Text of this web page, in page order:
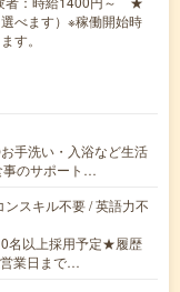
べます）※稼働開始時
す。
手洗い・入浴など生活
事のサポート…
スキル不要 / 英語力不
以上採用予定★履歴
業日まで…